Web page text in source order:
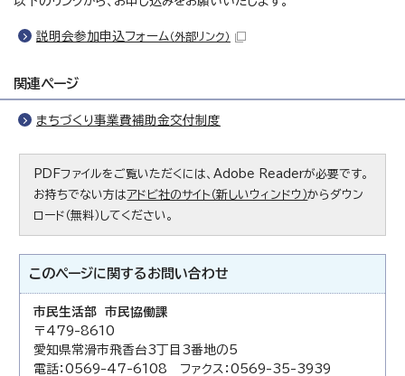
説明会参加申込フォーム （外部リンク）
関連ページ
まちづくり事業費補助金交付制度
PDFファイルをご覧いただくには、Adobe Readerが必要です。
お持ちでない方はアドビ社のサイト（新しいウィンドウ）からダウン
ロード（無料）してください。
このページに関する お問い合わせ
市民生活部 市民協働課
〒479-8610
愛知県常滑市飛香台3丁目3番地の5
電話：0569-47-6108 ファクス：0569-35-3939